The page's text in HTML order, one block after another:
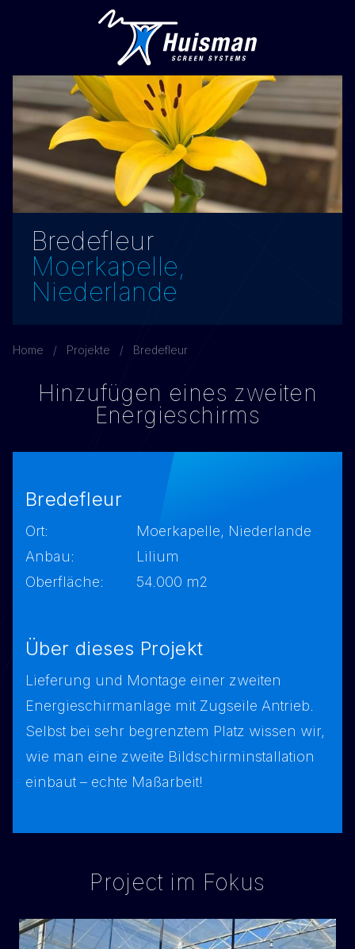
Bredefleur
Moerkapelle,
Niederlande
Home Projekte Bredefleur
Hinzufügen eines zweiten
Energieschirms
Bredefleur
Ort:
Moerkapelle, Niederlande
Anbau:
Lilium
Oberfläche:
54.000 m2
Über dieses Projekt
Lieferung und Montage einer zweiten
Energieschirmanlage mit Zugseile Antrieb.
Selbst bei sehr begrenztem Platz wissen wir,
wie man eine zweite Bildschirminstallation
einbaut – echte Maßarbeit!
Project im Fokus